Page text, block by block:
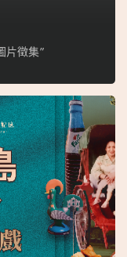
片徵集”